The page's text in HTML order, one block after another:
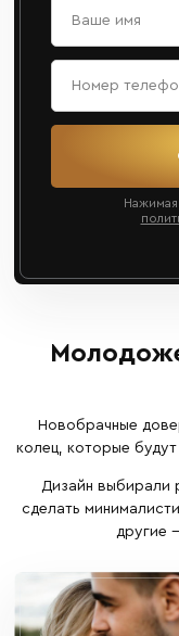
Нажимая
Новобрачные
колец, которые
Дизайн выбирали
сделать
другие